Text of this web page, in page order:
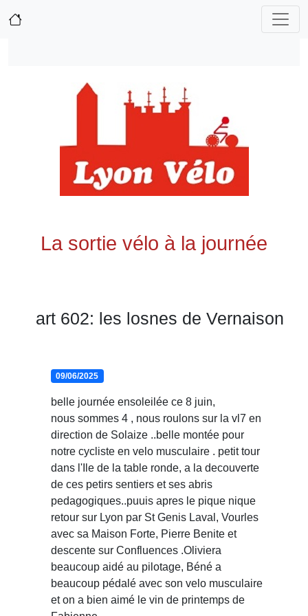
La sortie vélo à la journée
art 602: les losnes de Vernaison
09/06/2025
belle journée ensoleilée ce 8 juin,
nous sommes 4 , nous roulons sur la vl7 en
direction de Solaize ..belle montée pour
notre cycliste en velo musculaire . petit tour
dans l'Ile de la table ronde, a la decouverte
de ces petirs sentiers et ses abris
pedagogiques..puuis apres le pique nique
retour sur Lyon par St Genis Laval, Vourles
avec sa Maison Forte, Pierre Benite et
descente sur Confluences .Oliviera
beaucoup aidé au pilotage, Béné a
beaucoup pédalé avec son velo musculaire
et on a bien aimé le vin de printemps de